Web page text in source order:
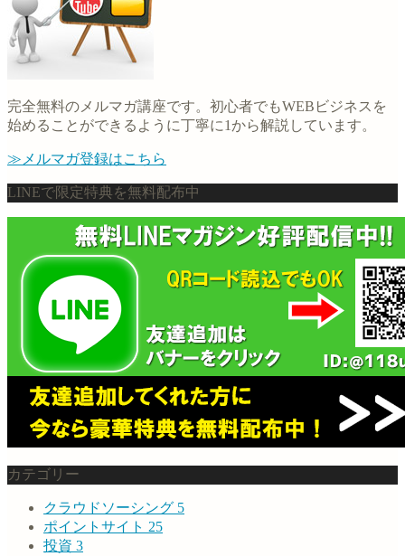
完全無料のメルマガ講座です。初心者でもWEBビジネスを
始めることができるように丁寧に1から解説しています。
≫メルマガ登録はこちら
LINEで限定特典を無料配布中
カテゴリー
クラウドソーシング 5
ポイントサイト 25
投資 3